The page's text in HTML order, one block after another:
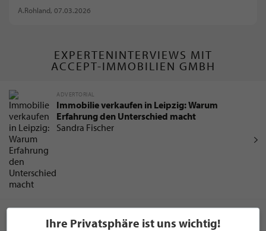
A.Rohland, 07.03.2026
EXPERTENINTERVIEWS MIT
ACCEPT-IMMOBILIEN GMBH
ADVERTORIAL
Immobilie verkaufen in Leipzig: Warum
Erfahrung den Unterschied macht
Sandra Fischer
Immobilienmakler Leipzig – Vertrauen,
Ihre Privatsphäre ist uns wichtig!